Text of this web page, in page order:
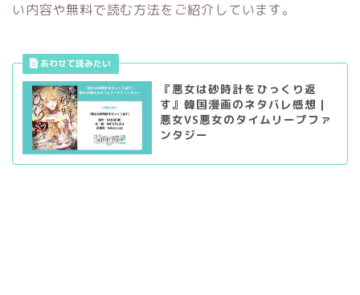
い内容や無料で読む方法をご紹介しています。
『悪女は砂時計をひっくり返
す』韓国漫画のネタバレ感想｜
悪女VS悪女のタイムリープファ
ンタジー